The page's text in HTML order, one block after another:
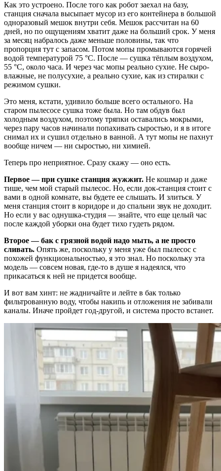
Как это устроено. После того как робот заехал на базу,
станция сначала высыпает мусор из его контейнера в большой
одноразовый мешок внутри себя. Мешок рассчитан на 60
дней, но по ощущениям хватит даже на больший срок. У меня
за месяц набралось даже меньше половины, так что
пропорция тут с запасом. Потом мопы промываются горячей
водой температурой 75 °C. После — сушка тёплым воздухом,
55 °C, около часа. И через час мопы реально сухие. Не сыро-
влажные, не полусухие, а реально сухие, как из стиралки с
режимом сушки.
Это меня, кстати, удивило больше всего остального. На
старом пылесосе сушка тоже была. Но там обдув был
холодным воздухом, поэтому тряпки оставались мокрыми,
через пару часов начинали попахивать сыростью, и я в итоге
снимал их и сушил отдельно в ванной. А тут мопы не пахнут
вообще ничем — ни сыростью, ни химией.
Теперь про неприятное. Сразу скажу — оно есть.
Первое — при сушке станция жужжит. Не кошмар и даже
тише, чем мой старый пылесос. Но, если док-станция стоит с
вами в одной комнате, вы будете ее слышать. И злиться. У
меня станция стоит в коридоре и до спальни звук не доходит.
Но если у вас однушка-студия — знайте, что еще целый час
после каждой уборки она будет тихо гудеть рядом.
Второе — бак с грязной водой надо мыть, а не просто
сливать. Опять же, поскольку у меня уже был пылесос с
похожей функциональностью, я это знал. Но поскольку эта
модель — совсем новая, где-то в душе я надеялся, что
прикасаться к ней не придется вообще.
И вот вам хинт: не жадничайте и лейте в бак только
фильтрованную воду, чтобы накипь и отложения не забивали
каналы. Иначе пройдет год-другой, и система просто встанет.